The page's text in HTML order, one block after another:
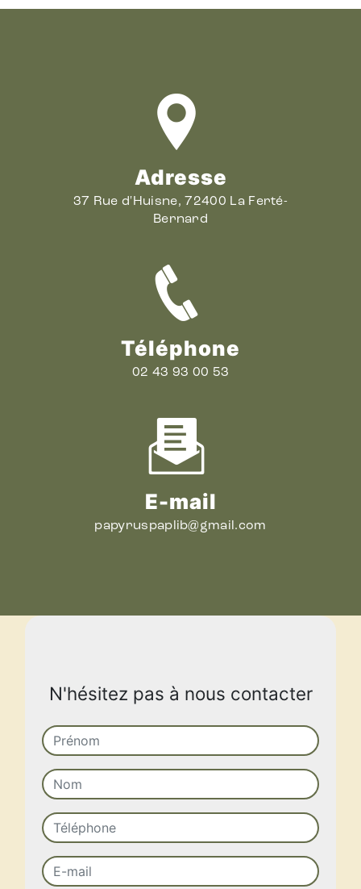
Adresse
37 Rue d'Huisne, 72400 La Ferté-
Bernard
Téléphone
02 43 93 00 53
E-mail
papyruspaplib@gmail.com
N'hésitez pas à nous contacter